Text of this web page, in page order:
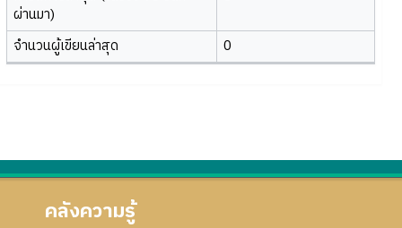
ผ่านมา)
จำนวนผู้เขียนล่าสุด 0
คลังความรู้